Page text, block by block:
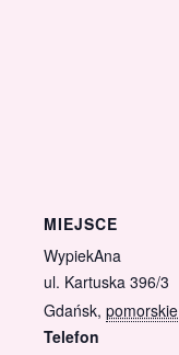
MIEJSCE
WypiekAna
ul. Kartuska 396/3
Gdańsk, pomorskie
Telefon